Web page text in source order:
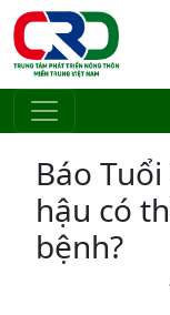
Skip to main content
Báo
hậu có
bệnh?